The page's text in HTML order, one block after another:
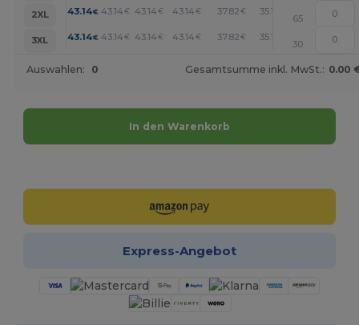
2XL
43.14€ 43.14 € 43.14€ 43.14 € 37.82€ 35.12
65
3XL
43.14€ 43.14 € 43.14€ 43.14 € 37.82€ 35.12
30
Auswahlen: 0 Gesamtsumme inkl. MwSt.: 0.00
In den Warenkorb
Express-Angebot